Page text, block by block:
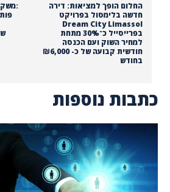
החלום הופך למציאות: דירה
חדשה בלימסול בפרויקט
Dream City Limassol
בפרייסייל כ־30% מתחת
למחיר השוק ועם הכנסה
חודשית קבועה של כ- ₪6,000
בחודש
כתבות נוספות